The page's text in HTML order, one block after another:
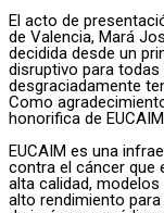
El acto de
de Valencia, Mará
decidida desde un
disruptivo para
desgraciadamente
Como
honorifica de
EUCAIM es una
contra el cáncer que
alta calidad,
alto rendimiento